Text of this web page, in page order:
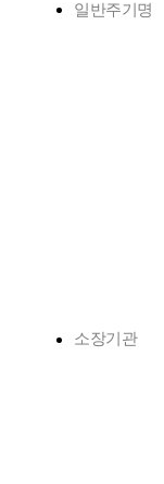
일반주기명
소장기관